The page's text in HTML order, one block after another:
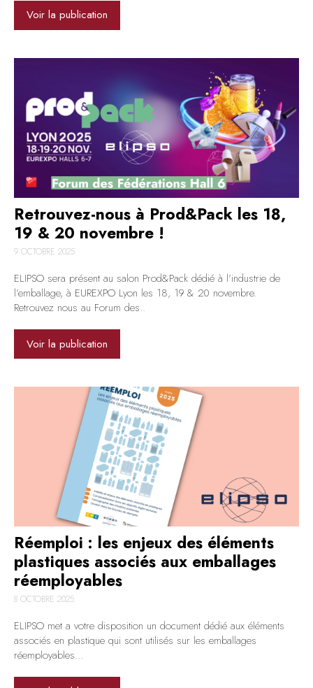
Voir la publication
Retrouvez-nous à Prod&Pack les 18,
19 & 20 novembre !
9 OCTOBRE 2025
ELIPSO sera présent au salon Prod&Pack dédié à l’industrie de
l’emballage, à EUREXPO Lyon les 18, 19 & 20 novembre.
Retrouvez nous au Forum des..
Voir la publication
Réemploi : les enjeux des éléments
plastiques associés aux emballages
réemployables
8 OCTOBRE 2025
ELIPSO met a votre disposition un document dédié aux éléments
associés en plastique qui sont utilisés sur les emballages
réemployables...